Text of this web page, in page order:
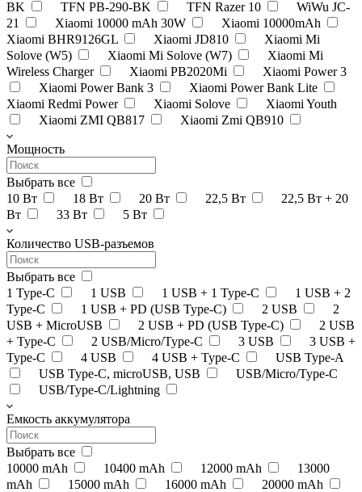
BK
TFN PB-290-BK TFN Razer 10
WiWu JC-
21
Xiaomi 10000 mAh 30W
Xiaomi 10000mAh
Xiaomi BHR9126GL
Xiaomi JD810
Xiaomi Mi
Solove (W5)
Xiaomi Mi Solove (W7)
Xiaomi Mi
Wireless Charger
Xiaomi PB2020Mi
Xiaomi Power 3
Xiaomi Power Bank 3
Xiaomi Power Bank Lite
Xiaomi Redmi Power
Xiaomi Solove
Xiaomi Youth
Xiaomi ZMI QB817
Xiaomi Zmi QB910
Мощность
Выбрать все
10 Вт
18 Вт 20 Вт 22,5 Вт
22,5 Вт + 20
Вт
33 Вт 5 Вт
Количество USB-разъемов
Выбрать все
1 Type-C
1 USB 1 USB + 1 Type-C
1 USB + 2
Type-C
1 USB + PD (USB Type-C) 2 USB
2
USB + MicroUSB
2 USB + PD (USB Type-C)
2 USB
+ Type-C
2 USB/Micro/Type-C 3 USB
3 USB +
Type-C
4 USB 4 USB + Type-C
USB Type-A
USB Type-C, microUSB, USB
USB/Micro/Type-C
USB/Type-C/Lightning
Емкость аккумулятора
Выбрать все
10000 mAh
10400 mAh 12000 mAh
13000
mAh
15000 mAh 16000 mAh
20000 mAh